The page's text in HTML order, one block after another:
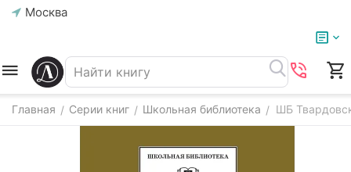
Москва
Главная / Серии книг / Школьная библиотека / ШБ